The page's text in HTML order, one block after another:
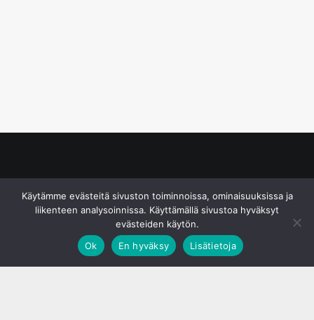
Käytämme evästeitä sivuston toiminnoissa, ominaisuuksissa ja
liikenteen analysoinnissa. Käyttämällä sivustoa hyväksyt
evästeiden käytön.
Ok
En hyväksy Lisätietoja